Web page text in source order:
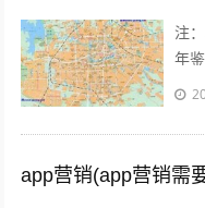
注
年
准
app营销(app营销需